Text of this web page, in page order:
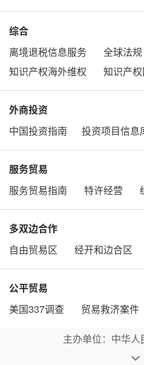
综合
离境退税信息服务
全球法规
知识产权海外维权
知识产
外商投资
中国投资指南
投资项目信息
服务贸易
服务贸易指南
特许经营
多双边合作
自由贸易区
经开和边合区
公平贸易
美国337调查
贸易救济案件
主办单位：中华